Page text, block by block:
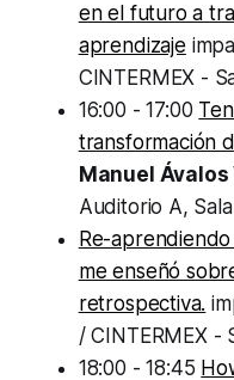
en el futuro a
aprendizaje
CINTERMEX -
16:00 - 17:00
transformación
Manuel Ávalos
Auditorio A,
Re-
me enseñó
retrospectiva.
/ CINTERMEX -
18:00 - 18:45